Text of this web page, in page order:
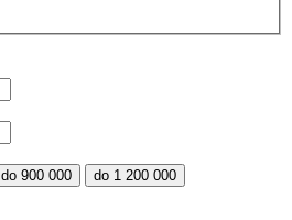
do 900 000
do 1 200 000